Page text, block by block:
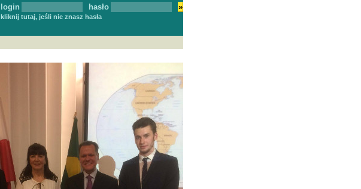
login hasło »
kliknij tutaj, jeśli nie znasz hasła